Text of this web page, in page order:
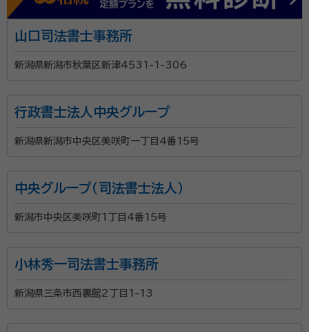
山口司法書士事務所
新潟県新潟市秋葉区新津4531-1-306
行政書士法人中央グループ
新潟県新潟市中央区美咲町一丁目4番15号
中央グループ（司法書士法人）
新潟市中央区美咲町1丁目4番15号
小林秀一司法書士事務所
新潟県三条市西裏館2丁目1-13